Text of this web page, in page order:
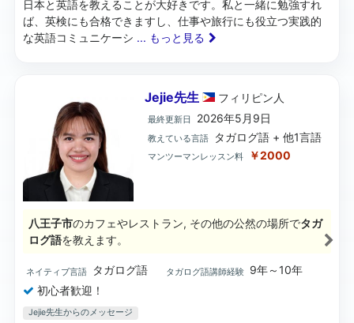
日本と英語を教えることが大好きです。私と一緒に勉強すれ
ば、英検にも合格できますし、仕事や旅行にも役立つ実践的
な英語コミュニケーシ ... もっと見る
Jejie先生 フィリピン 人
最終更新日 2026年5月9日
教えている言語 タガログ語 + 他1言語
マンツーマンレッスン料 ￥2000
八王子市のカフェやレストラン, その他の公然の場所でタガ
ログ語を教えます。
ネイティブ言語 タガログ語 タガログ語講師経験
9年～10年
初心者歓迎！
Jejie先生からのメッセージ